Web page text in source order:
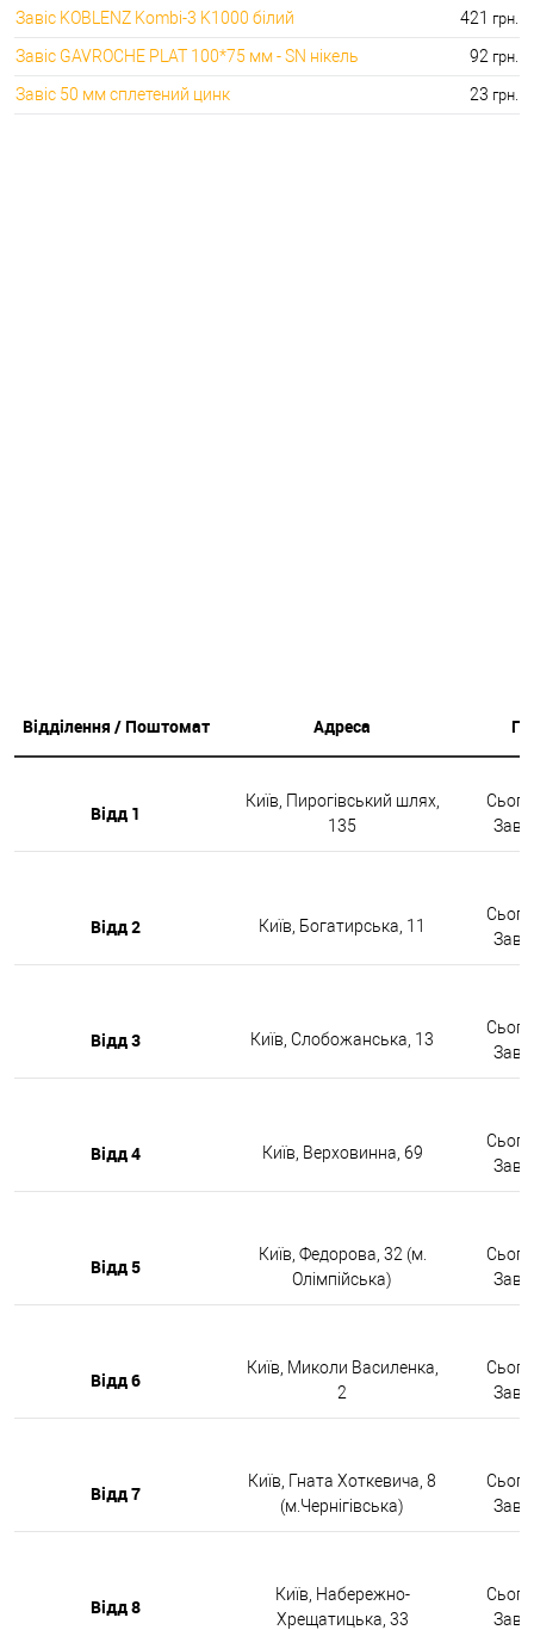
Завіс KOBLENZ Kombi-3 K1000 білий 421 грн.
Завіс GAVROCHE PLAT 100*75 мм - SN нікель 92 грн.
Завіс 50 мм сплетений цинк 23 грн.
Відділення / Поштомат Адреса
Відд 1
Київ, Пирогівський шлях,
135
Відд 2 Київ, Богатирська, 11
Відд 3 Київ, Слобожанська, 13
Відд 4 Київ, Верховинна, 69
Відд 5
Київ, Федорова, 32 (м.
Олімпійська)
Відд 6
Київ, Миколи Василенка,
2
Відд 7
Київ, Гната Хоткевича, 8
(м.Чернігівська)
Відд 8
Київ, Набережно-
Хрещатицька, 33